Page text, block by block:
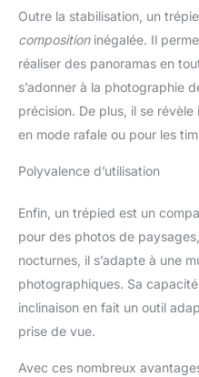
Outre la stabilisation, un
compositioninégalée. Il
réaliser des panoramas en
s’adonner à la photographie
précision. De plus, il se
en mode rafale ou pour les
Polyvalence d’utilisation
Enfin, un trépied est un
pour des photos de
nocturnes, il s’adapte à une
photographiques. Sa
inclinaison en fait un outil
prise de vue.
Avec ces nombreux